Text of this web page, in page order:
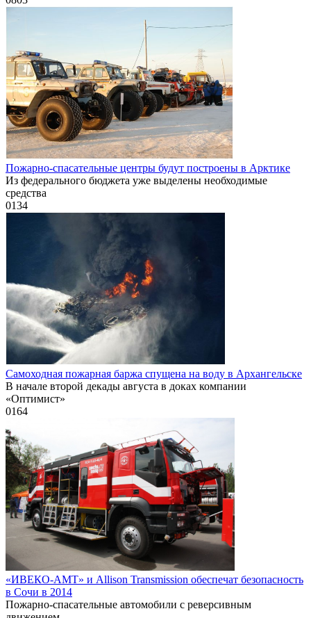
Пожарно-спасательные центры будут построены в Арктике
Из федерального бюджета уже выделены необходимые
средства
0134
Самоходная пожарная баржа спущена на воду в Архангельске
В начале второй декады августа в доках компании
«Оптимист»
0164
«ИВЕКО-АМТ» и Allison Transmission обеспечат безопасность
в Сочи в 2014
Пожарно-спасательные автомобили с реверсивным